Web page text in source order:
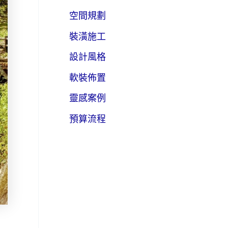
空間規劃
裝潢施工
設計風格
軟裝佈置
靈感案例
預算流程